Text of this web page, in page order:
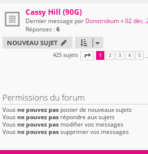
Cassy Hill (90G)
Dernier message par Donstrokum«02 déc.
Réponses :6
NOUVEAU SUJET
425 sujets PAGE SUR 9
1 2 3 4 5
Permissions du forum
Vous ne pouvez pas poster de nouveaux sujets
Vous ne pouvez pas répondre aux sujets
Vous ne pouvez pas modifier vos messages
Vous ne pouvez passupprimer vos messages